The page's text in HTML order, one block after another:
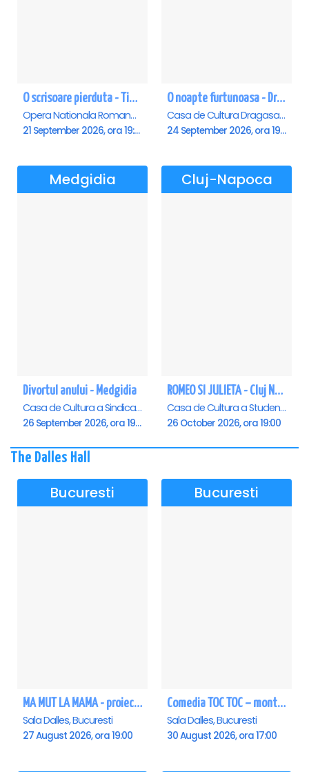
O scrisoare pierduta - Timisoara
Opera Nationala Romana , Timisoara
21 September 2026, ora 19:00
O noapte furtunoasa - Dragasani
Casa de Cultura Dragasani, Dragasani
24 September 2026, ora 19:00
Medgidia
Divortul anului - Medgidia
Casa de Cultura a Sindicatelor Lucian Grigorescu, Medgidia
26 September 2026, ora 19:00
Cluj-Napoca
ROMEO SI JULIETA - Cluj Napoca
Casa de Cultura a Studentilor Dumitru Farcas, Cluj-Napoca
26 October 2026, ora 19:00
The Dalles Hall
Bucuresti
MA MUT LA MAMA - proiectie film Dalles
Sala Dalles, Bucuresti
27 August 2026, ora 19:00
Bucuresti
Comedia TOC TOC – montarea originală
Sala Dalles, Bucuresti
30 August 2026, ora 17:00